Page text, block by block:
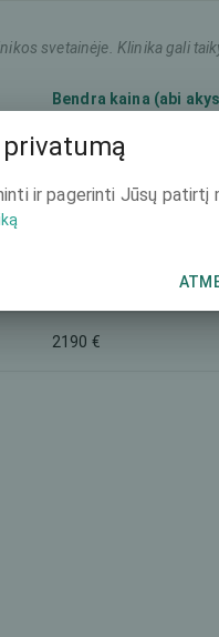
svetainėje. Klinika gali
Bendra kaina (abi
2190 €
2190 €
ir pagerinti Jūsų patirtį